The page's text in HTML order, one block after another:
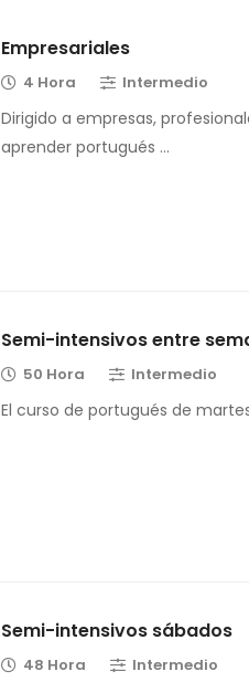
Empresariales
4 Hora Intermedio
Dirigido a empresas,
aprender portugués …
Semi-intensivos entre
50 Hora Intermedio
El curso de portugués de
Semi-intensivos sábados
48 Hora Intermedio